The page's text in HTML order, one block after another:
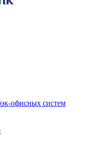
офисных систем